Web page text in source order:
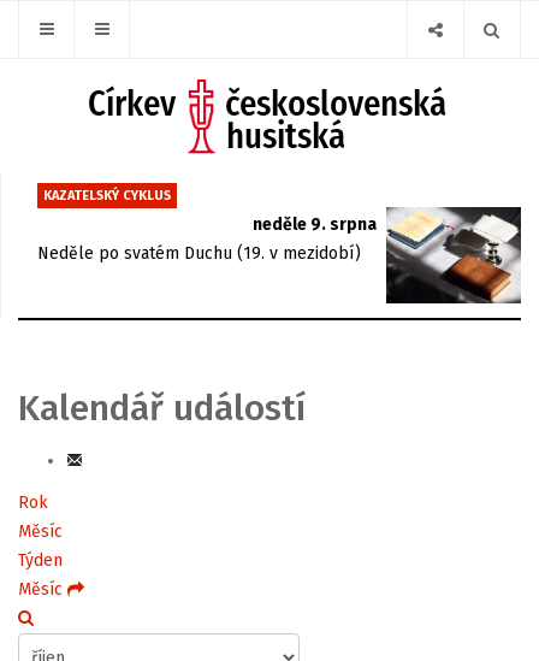
KAZATELSKÝ CYKLUS
neděle 9. srpna
Neděle po svatém Duchu (19. v mezidobí)
Kalendář událostí
Rok
Měsíc
Týden
Měsíc